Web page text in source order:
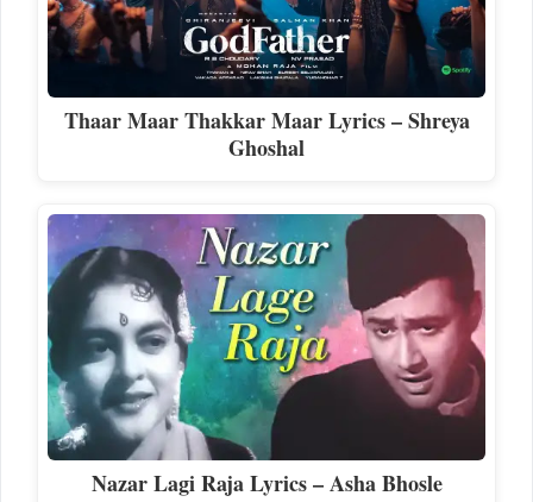
Thaar Maar Thakkar Maar Lyrics – Shreya
Ghoshal
Nazar Lagi Raja Lyrics – Asha Bhosle